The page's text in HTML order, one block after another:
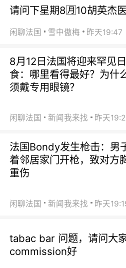
请问下星期8🈷️10胡英杰
闲聊法国 雪中傲梅 昨天19:47
8月12日法国将迎来罕见日
食：哪里看得最好？为什
须戴专用眼镜？
闲聊法国 新闻我来找 昨天
法国Bondy发生枪击：男
着邻居家门开枪，致对方
重伤
闲聊法国 新闻我来找 昨天
tabac bar 问题，请问大
commission好